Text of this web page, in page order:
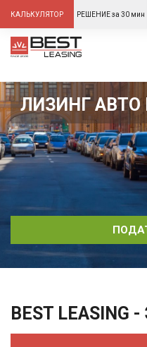
КАЛЬКУЛЯТОР РЕШЕНИЕ за 30 мин
ЛИЗИНГ АВТО
BEST